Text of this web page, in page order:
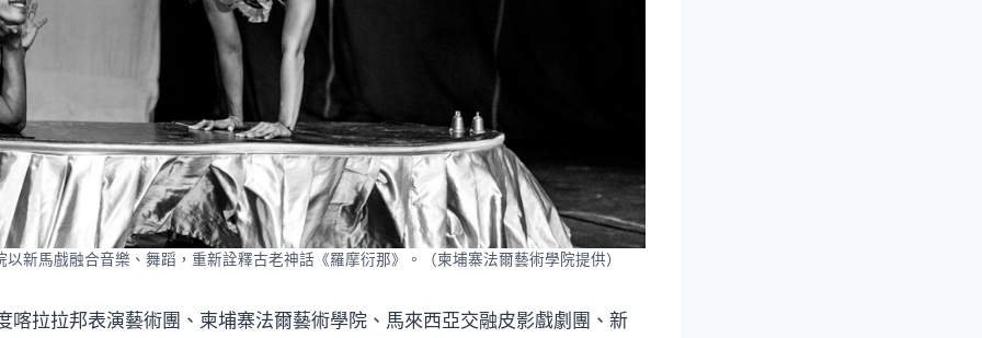
以新馬戲融合音樂、舞蹈，重新詮釋古老神話《羅摩衍那》。（柬埔寨法爾藝術學院提供）
喀拉拉邦表演藝術團、柬埔寨法爾藝術學院、馬來西亞交融皮影戲劇團、新